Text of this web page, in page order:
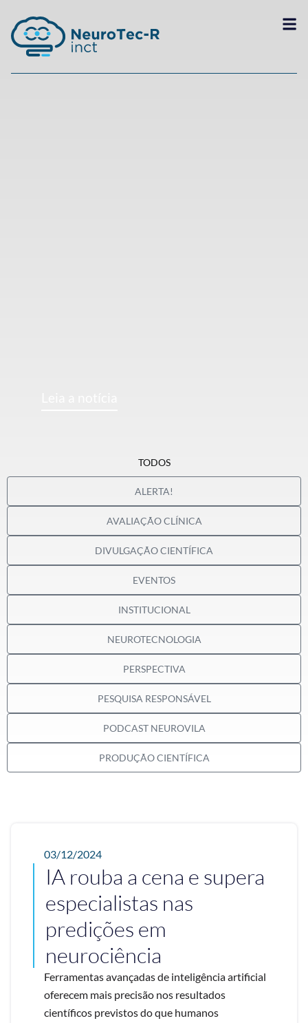
ALERTA!
AVALIAÇÃO CLÍNICA
DIVULGAÇÃO CIENTÍFICA
EVENTOS
INSTITUCIONAL
NEUROTECNOLOGIA
PERSPECTIVA
PESQUISA RESPONSÁVEL
PODCAST NEUROVILA
PRODUÇÃO CIENTÍFICA
TODOS
03/12/2024
IA rouba a cena e supera
especialistas nas
predições em
neurociência
Ferramentas avançadas de inteligência artificial
oferecem mais precisão nos resultados
científicos previstos do que humanos